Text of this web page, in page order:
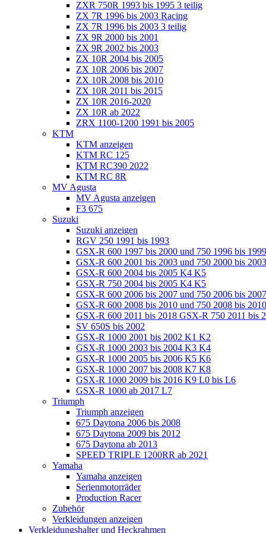
ZXR 750R 1993 bis 1995 3 teilig
ZX 7R 1996 bis 2003 Racing
ZX 7R 1996 bis 2003 3 teilig
ZX 9R 2000 bis 2001
ZX 9R 2002 bis 2003
ZX 10R 2004 bis 2005
ZX 10R 2006 bis 2007
ZX 10R 2008 bis 2010
ZX 10R 2011 bis 2015
ZX 10R 2016-2020
ZX 10R ab 2022
ZRX 1100-1200 1991 bis 2005
KTM
KTM anzeigen
KTM RC 125
KTM RC390 2022
KTM RC 8R
MV Agusta
MV Agusta anzeigen
F3 675
Suzuki
Suzuki anzeigen
RGV 250 1991 bis 1993
GSX-R 600 1997 bis 2000 und 750 1996 bis 1999
GSX-R 600 2001 bis 2003 und 750 2000 bis
GSX-R 600 2004 bis 2005 K4 K5
GSX-R 750 2004 bis 2005 K4 K5
GSX-R 600 2006 bis 2007 und 750 2006 bis
GSX-R 600 2008 bis 2010 und 750 2008 bis
GSX-R 600 2011 bis 2018 GSX-R 750 2011 bis
SV 650S bis 2002
GSX-R 1000 2001 bis 2002 K1 K2
GSX-R 1000 2003 bis 2004 K3 K4
GSX-R 1000 2005 bis 2006 K5 K6
GSX-R 1000 2007 bis 2008 K7 K8
GSX-R 1000 2009 bis 2016 K9 L0 bis L6
GSX-R 1000 ab 2017 L7
Triumph
Triumph anzeigen
675 Daytona 2006 bis 2008
675 Daytona 2009 bis 2012
675 Daytona ab 2013
SPEED TRIPLE 1200RR ab 2021
Yamaha
Yamaha anzeigen
Serienmotorräder
Production Racer
Zubehör
Verkleidungen anzeigen
Verkleidungshalter und Heckrahmen